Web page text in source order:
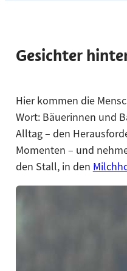
Gesichter
Hier kommen die
Wort: Bäuerinnen und
Alltag – den
Momenten – und
den Stall, in den